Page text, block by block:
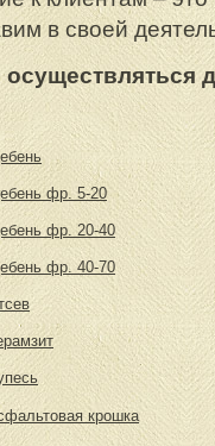
в своей
фр. 5-20
фр. 20-40
фр. 40-70
крошка